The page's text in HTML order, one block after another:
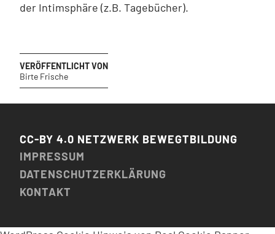
der Intimsphäre (z.B. Tagebücher).
VERÖFFENTLICHT VON
Birte Frische
CC-BY 4.0 NETZWERK BEWEGTBILDUNG
IMPRESSUM
DATENSCHUTZERKLÄRUNG
KONTAKT